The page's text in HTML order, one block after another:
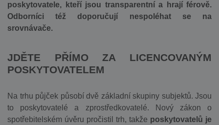
poskytovatele, kteří jsou transparentní a hrají férově.
Odborníci též doporučují nespoléhat se na
srovnávače.
JDĚTE PŘÍMO ZA LICENCOVANÝM
POSKYTOVATELEM
Na trhu půjček působí dvě základní skupiny subjektů. Jsou
to poskytovatelé a zprostředkovatelé. Nový zákon o
spotřebitelském úvěru pročistil trh, takže poskytovatelů je